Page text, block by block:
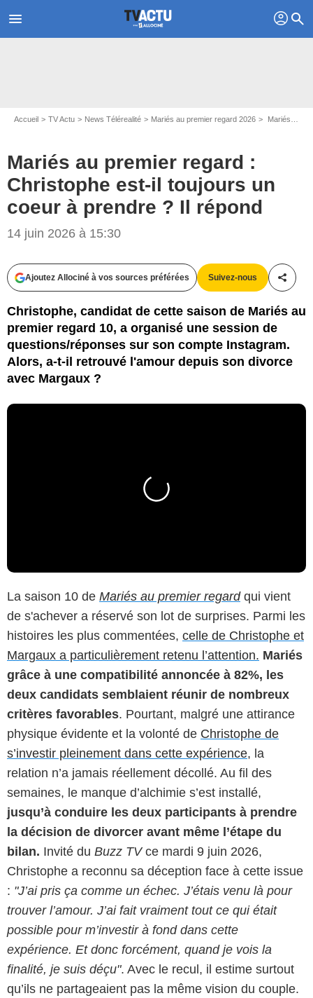
menu profil search
Accueil TV Actu News Télérealité Mariés au premier regard 2026 Mariés au premier regard : Christophe est-il toujours un coeur à prendre ? Il répond
Mariés au premier regard :
Christophe est-il toujours un
coeur à prendre ? Il répond
14 juin 2026 à 15:30
Ajoutez Allociné à vos sources préférées Suivez-nous
Christophe, candidat de cette saison de Mariés au
premier regard 10, a organisé une session de
questions/réponses sur son compte Instagram.
Alors, a-t-il retrouvé l'amour depuis son divorce
avec Margaux ?
La saison 10 de Mariés au premier regard qui vient
de s'achever a réservé son lot de surprises. Parmi les
histoires les plus commentées, celle de Christophe et
Margaux a particulièrement retenu l’attention. Mariés
grâce à une compatibilité annoncée à 82%, les
deux candidats semblaient réunir de nombreux
critères favorables. Pourtant, malgré une attirance
physique évidente et la volonté de Christophe de
s’investir pleinement dans cette expérience, la
relation n’a jamais réellement décollé. Au fil des
semaines, le manque d’alchimie s’est installé,
jusqu’à conduire les deux participants à prendre
la décision de divorcer avant même l’étape du
bilan. Invité du Buzz TVce mardi 9 juin 2026,
Christophe a reconnu sa déception face à cette issue
: "J’ai pris ça comme un échec. J’étais venu là pour
trouver l’amour. J’ai fait vraiment tout ce qui était
possible pour m’investir à fond dans cette
expérience. Et donc forcément, quand je vois la
finalité, je suis déçu". Avec le recul, il estime surtout
qu’ils ne partageaient pas la même vision du couple.